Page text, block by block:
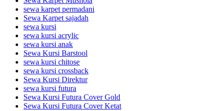
sewa karpet permadani
Sewa Karpet sajadah
sewa kursi
sewa kursi acrylic
sewa kursi anak
Sewa Kursi Barstool
sewa kursi chitose
sewa kursi crossback
Sewa Kursi Direktur
sewa kursi futura
Sewa Kursi Futura Cover Gold
Sewa Kursi Futura Cover Ketat